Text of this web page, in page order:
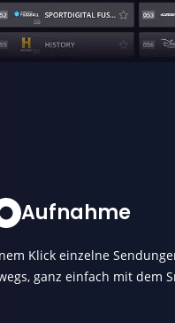
Aufnahme
Klick einzelne
ganz einfach mit dem